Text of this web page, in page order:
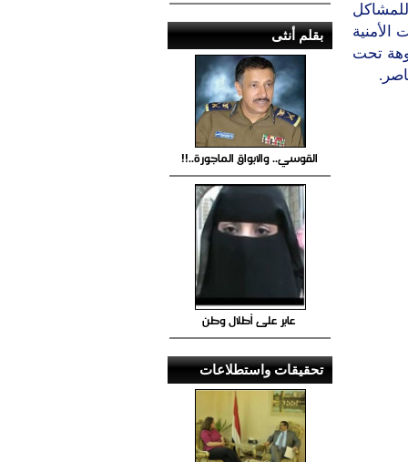
تحت
بقلم أنثى
القوسي.. والابواق الماجورة..!!
عابر على أطلال وطن
تحقيقات واستطلاعات